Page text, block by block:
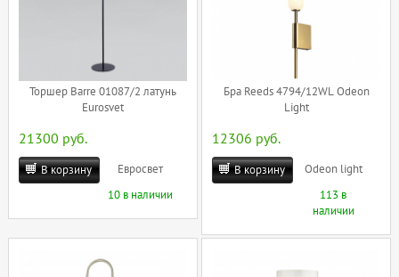
Торшер Barre 01087/2 латунь
Eurosvet
21300 руб.
В корзину
Евросвет
10 в наличии
Бра Reeds 4794/12WL Odeon
Light
12306 руб.
В корзину
Odeon light
113 в
наличии